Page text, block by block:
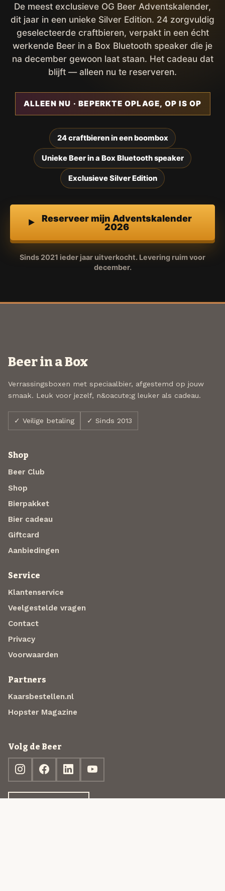
De meest exclusieve OG Beer Adventskalender,
dit jaar in een unieke Silver Edition. 24 zorgvuldig
geselecteerde craftbieren, verpakt in een écht
werkende Beer in a Box Bluetooth speaker die je
na december gewoon laat staan. Het cadeau dat
blijft — alleen nu te reserveren.
ALLEEN NU · BEPERKTE OPLAGE, OP IS OP
24 craftbieren in een boombox
Unieke Beer in a Box Bluetooth speaker
Exclusieve Silver Edition
Reserveer mijn Adventskalender
2026
Sinds 2021 ieder jaar uitverkocht. Levering ruim voor
december.
Beer in a Box
Verrassingsboxen met speciaalbier, afgestemd op jouw
smaak. Leuk voor jezelf, n&oacute;g leuker als cadeau.
✓ Veilige betaling ✓ Sinds 2013
Shop
Beer Club
Shop
Bierpakket
Bier cadeau
Giftcard
Aanbiedingen
Service
Klantenservice
Veelgestelde vragen
Contact
Privacy
Voorwaarden
Partners
Kaarsbestellen.nl
Hopster Magazine
Volg de Beer